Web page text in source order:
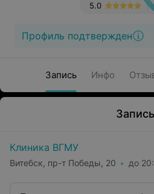
5.0
Профиль подтвержден
Запись Инфо
Запись
Клиника ВГМУ
Витебск, пр-т Победы, 20 до